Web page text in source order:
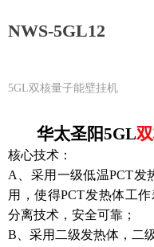
NWS-5GL12
5GL双核量子能壁挂机
华太圣阳5GL
核心技术 ：
A、采用一级低温PCT发
用，使得PCT发热体工
分离技术，安全可靠；
B、采用二级发热体，二